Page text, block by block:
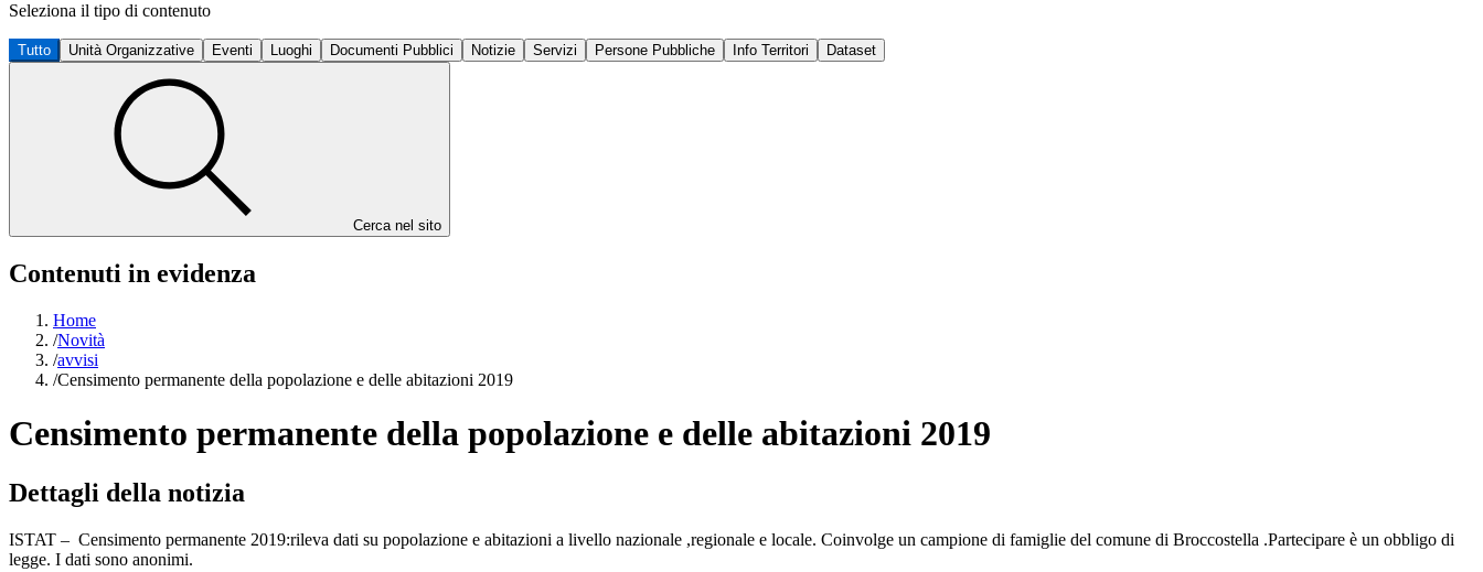
Seleziona il tipo di contenuto
Tutto Unità Organizzative Eventi Luoghi Documenti Pubblici Notizie Servizi Persone Pubbliche Info Territori Dataset
Cerca nel sito
Contenuti in evidenza
Home
/Novità
/avvisi
/Censimento permanente della popolazione e delle abitazioni 2019
Censimento permanente della popolazione e delle abitazioni 2019
Dettagli della notizia
ISTAT – Censimento permanente 2019:rileva dati su popolazione e abitazioni a livello nazionale ,regionale e locale. Coinvolge un campione di famiglie del comune di Broccostella .Partecipare è un obbligo di
legge. I dati sono anonimi.